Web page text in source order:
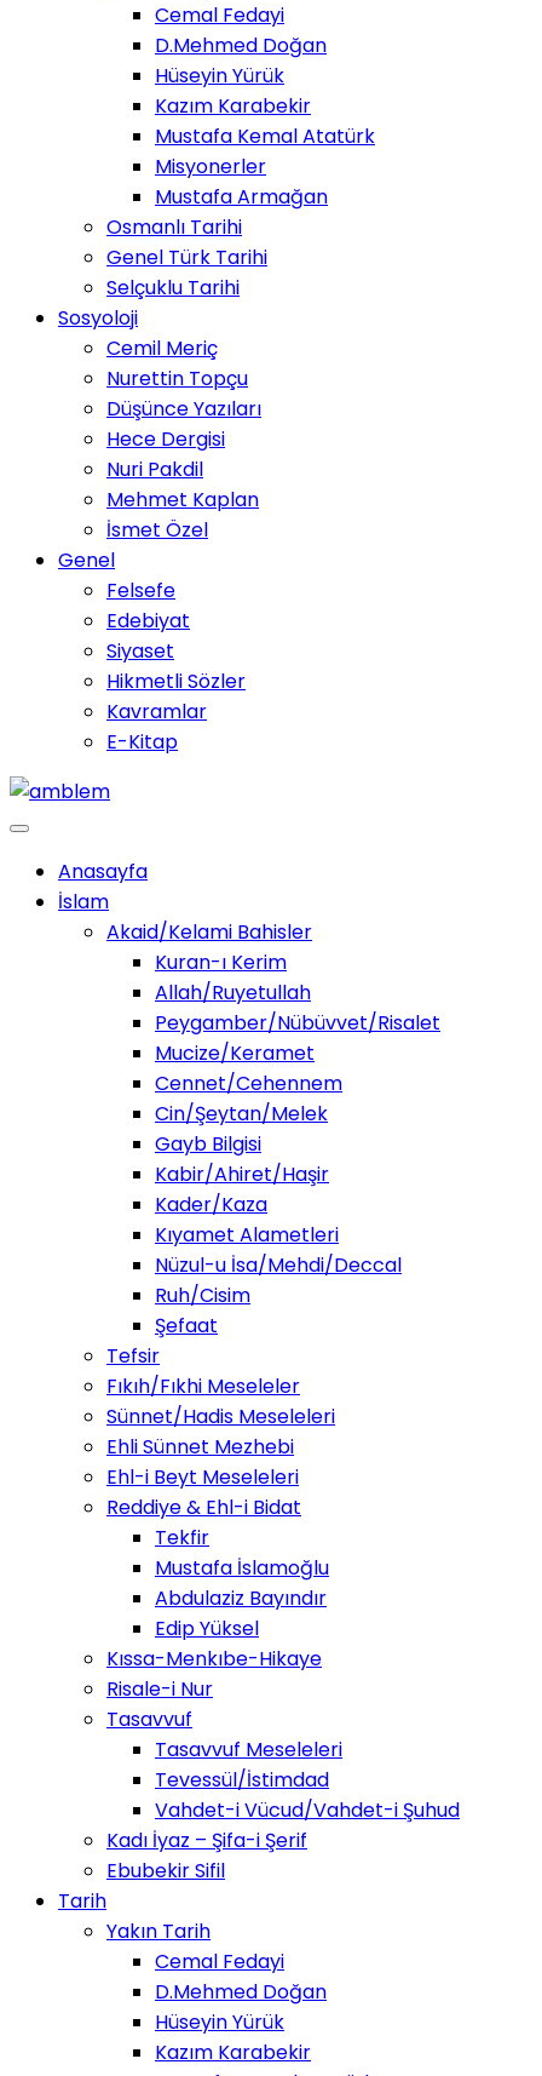
Cemal Fedayi
D.Mehmed Doğan
Hüseyin Yürük
Kazım Karabekir
Mustafa Kemal Atatürk
Misyonerler
Mustafa Armağan
Osmanlı Tarihi
Genel Türk Tarihi
Selçuklu Tarihi
Sosyoloji
Cemil Meriç
Nurettin Topçu
Düşünce Yazıları
Hece Dergisi
Nuri Pakdil
Mehmet Kaplan
İsmet Özel
Genel
Felsefe
Edebiyat
Siyaset
Hikmetli Sözler
Kavramlar
E-Kitap
Anasayfa
İslam
Akaid/Kelami Bahisler
Kuran-ı Kerim
Allah/Ruyetullah
Peygamber/Nübüvvet/Risalet
Mucize/Keramet
Cennet/Cehennem
Cin/Şeytan/Melek
Gayb Bilgisi
Kabir/Ahiret/Haşir
Kader/Kaza
Kıyamet Alametleri
Nüzul-u İsa/Mehdi/Deccal
Ruh/Cisim
Şefaat
Tefsir
Fıkıh/Fıkhi Meseleler
Sünnet/Hadis Meseleleri
Ehli Sünnet Mezhebi
Ehl-i Beyt Meseleleri
Reddiye & Ehl-i Bidat
Tekfir
Mustafa İslamoğlu
Abdulaziz Bayındır
Edip Yüksel
Kıssa-Menkıbe-Hikaye
Risale-i Nur
Tasavvuf
Tasavvuf Meseleleri
Tevessül/İstimdad
Vahdet-i Vücud/Vahdet-i Şuhud
Kadı İyaz – Şifa-i Şerif
Ebubekir Sifil
Tarih
Yakın Tarih
Cemal Fedayi
D.Mehmed Doğan
Hüseyin Yürük
Kazım Karabekir